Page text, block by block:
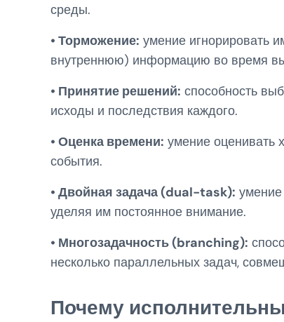
среды.
• Торможение: умение игнорировать
внутреннюю) информацию во время
• Принятие решений: способность
исходы и последствия каждого.
• Оценка времени: умение оценивать
события.
• Двойная задача (dual-task):
уделяя им постоянное внимание.
• Многозадачность (branching):
несколько параллельных задач,
Почему